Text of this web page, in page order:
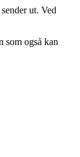
ut. Ved
som også kan